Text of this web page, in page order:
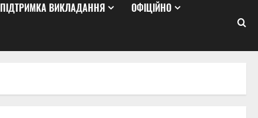
ПІДТРИМКА ВИКЛАДАННЯ ОФІЦІЙНО